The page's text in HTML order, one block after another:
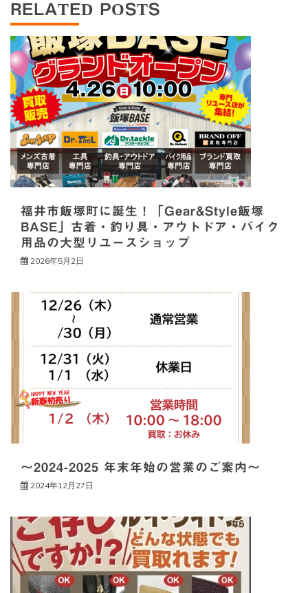
ゲ
ー
シ
ョ
ン
RELATED POSTS
福井市飯塚町に誕生！「Gear&Style飯塚
BASE」古着・釣り具・アウトドア・バイク
用品の大型リユースショップ
2026年5月2日
～2024-2025 年末年始の営業のご案内～
2024年12月27日